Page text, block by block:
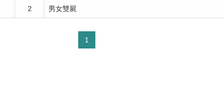
2 男女雙屍
1